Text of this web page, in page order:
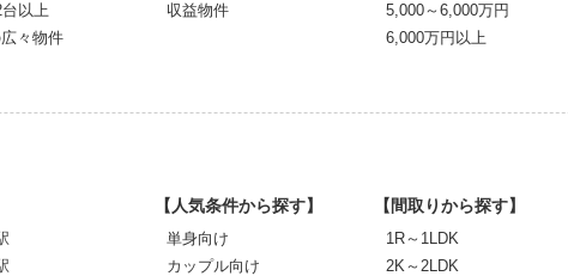
以上
々物件
収益物件
5,000～6,000万円
6,000万円以上
【人気条件から探す】
単身向け
カップル向け
【間取りから探す】
1R～1LDK
2K～2LDK